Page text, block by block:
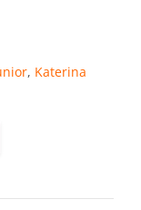
, Katerina